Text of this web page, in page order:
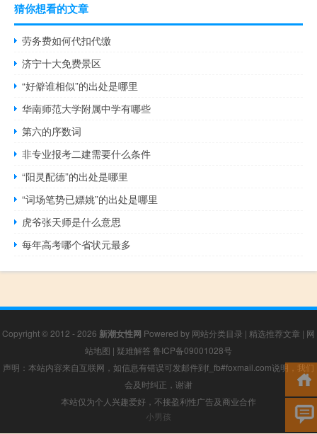
猜你想看的文章
劳务费如何代扣代缴
济宁十大免费景区
“好僻谁相似”的出处是哪里
华南师范大学附属中学有哪些
第六的序数词
非专业报考二建需要什么条件
“阳灵配德”的出处是哪里
“词场笔势已嫖姚”的出处是哪里
虎爷张天师是什么意思
每年高考哪个省状元最多
Copyright © 2012 - 2026 新潮女性网 Powered by 网站分类目录 | 精选推荐文章 | 网
站地图 | 疑难解答 鲁ICP备09001028号
声明：本站内容来自互联网，如信息有错误可发邮件到f_fb#foxmail.com说明，我们
会及时纠正，谢谢
本站仅为个人兴趣爱好，不接盈利性广告及商业合作
小男孩